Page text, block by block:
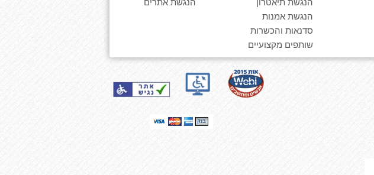
הנגשת אמנות
סדנאות והכשרות
שותפים מקצועיים